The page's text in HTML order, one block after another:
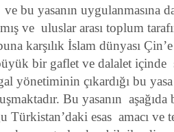
bu yasanın uygulanmasına
ve uluslar arası toplum
karşılık İslam dünyası
bir gaflet ve dalalet
yönetiminin çıkardığı bu
Bu yasanın
Türkistan’daki esas amacı ve